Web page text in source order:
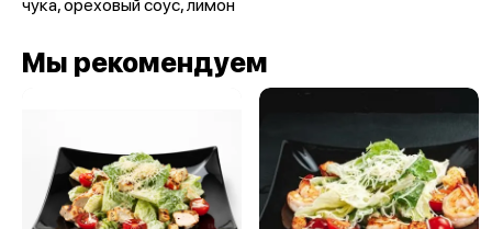
чука, ореховый соус, лимон
Мы рекомендуем